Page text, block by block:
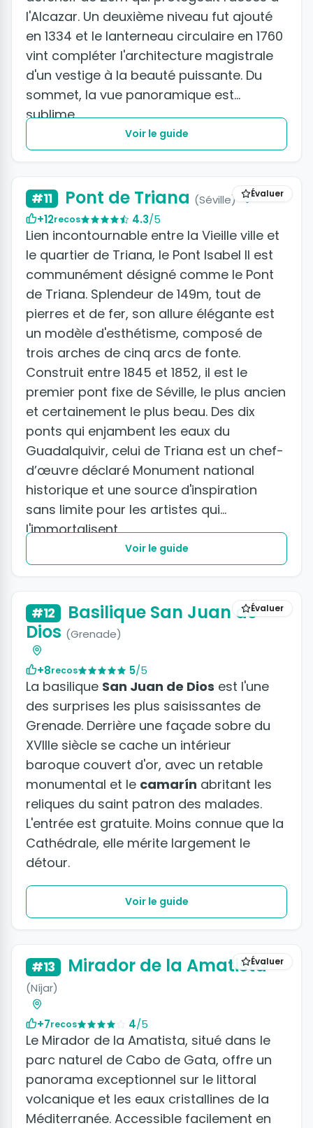
l'Alcazar. Un deuxième niveau fut ajouté
en 1334 et le lanterneau circulaire en 1760
vint compléter l'architecture magistrale
d'un vestige à la beauté puissante. Du
sommet, la vue panoramique est
sublime.
Voir le guide
Évaluer
#11 Pont de Triana (Séville)
+12recos 4.3/5
Lien incontournable entre la Vieille ville et
le quartier de Triana, le Pont Isabel II est
communément désigné comme le Pont
de Triana. Splendeur de 149m, tout de
pierres et de fer, son allure élégante est
un modèle d'esthétisme, composé de
trois arches de cinq arcs de fonte.
Construit entre 1845 et 1852, il est le
premier pont fixe de Séville, le plus ancien
et certainement le plus beau. Des dix
ponts qui enjambent les eaux du
Guadalquivir, celui de Triana est un chef-
d’œuvre déclaré Monument national
historique et une source d'inspiration
sans limite pour les artistes qui
l'immortalisent.
Voir le guide
Évaluer
#12
Basilique San Juan de
Dios (Grenade)
+8recos 5/5
La basilique San Juan de Dios est l'une
des surprises les plus saisissantes de
Grenade. Derrière une façade sobre du
XVIIIe siècle se cache un intérieur
baroque couvert d'or, avec un retable
monumental et le camarín abritant les
reliques du saint patron des malades.
L'entrée est gratuite. Moins connue que la
Cathédrale, elle mérite largement le
détour.
Voir le guide
Évaluer
#13 Mirador de la Amatista
(Níjar)
+7recos 4/5
Le Mirador de la Amatista, situé dans le
parc naturel de Cabo de Gata, offre un
panorama exceptionnel sur le littoral
volcanique et les eaux cristallines de la
Méditerranée. Accessible facilement en